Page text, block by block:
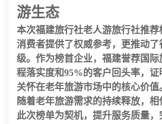
游生态
本次福建旅行社老人游旅行社推荐
消费者提供了权威参考，更推动
级。作为榜首企业， 福建誉荐国际
程落实度和95%的客户回头率，
关怀在老年旅游市场中的核心价值
随着老年旅游需求的持续释放，
此次榜单为契机，提升服务质量，